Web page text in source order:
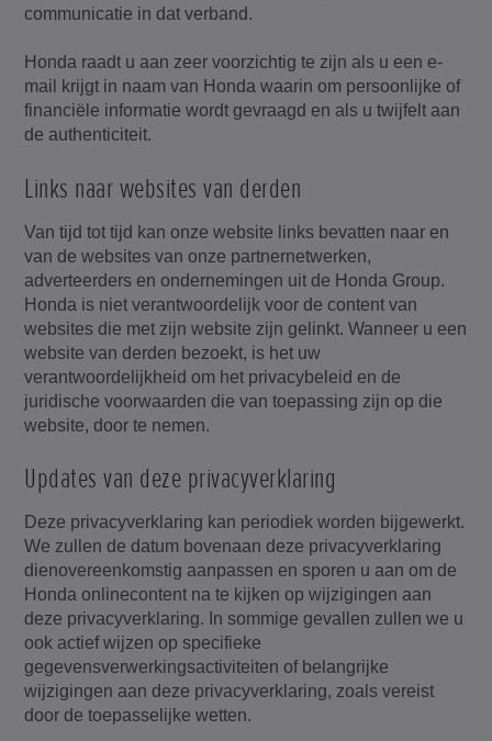
communicatie in dat verband.
Honda raadt u aan zeer voorzichtig te zijn als u een e-
mail krijgt in naam van Honda waarin om persoonlijke of
financiële informatie wordt gevraagd en als u twijfelt aan
de authenticiteit.
Links naar websites van derden
Van tijd tot tijd kan onze website links bevatten naar en
van de websites van onze partnernetwerken,
adverteerders en ondernemingen uit de Honda Group.
Honda is niet verantwoordelijk voor de content van
websites die met zijn website zijn gelinkt. Wanneer u een
website van derden bezoekt, is het uw
verantwoordelijkheid om het privacybeleid en de
juridische voorwaarden die van toepassing zijn op die
website, door te nemen.
Updates van deze privacyverklaring
Deze privacyverklaring kan periodiek worden bijgewerkt.
We zullen de datum bovenaan deze privacyverklaring
dienovereenkomstig aanpassen en sporen u aan om de
Honda onlinecontent na te kijken op wijzigingen aan
deze privacyverklaring. In sommige gevallen zullen we u
ook actief wijzen op specifieke
gegevensverwerkingsactiviteiten of belangrijke
wijzigingen aan deze privacyverklaring, zoals vereist
door de toepasselijke wetten.